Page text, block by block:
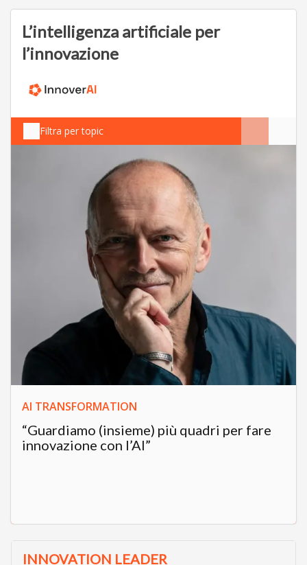
L’intelligenza artificiale per
l’innovazione
Filtra per topic
AI TRANSFORMATION
“Guardiamo (insieme) più quadri per fare
innovazione con l’AI”
INNOVATION LEADER